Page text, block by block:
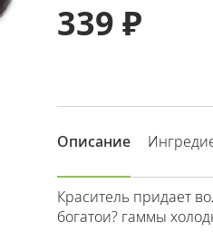
339 ₽
Описание
Краситель придает
богатои? гаммы